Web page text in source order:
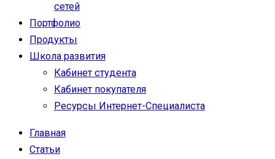
сетей
Портфолио
Продукты
Школа развития
Кабинет студента
Кабинет покупателя
Ресурсы Интернет-Специалиста
Главная
Статьи